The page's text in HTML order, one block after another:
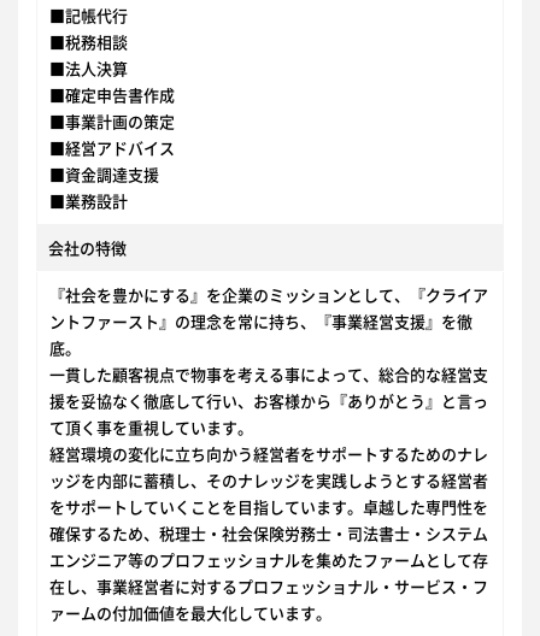
■記帳代行
■税務相談
■法人決算
■確定申告書作成
■事業計画の策定
■経営アドバイス
■資金調達支援
■業務設計
会社の特徴
『社会を豊かにする』を企業のミッションとして、『クライア
ントファースト』の理念を常に持ち、『事業経営支援』を徹
底。
一貫した顧客視点で物事を考える事によって、総合的な経営支
援を妥協なく徹底して行い、お客様から『ありがとう』と言っ
て頂く事を重視しています。
経営環境の変化に立ち向かう経営者をサポートするためのナレ
ッジを内部に蓄積し、そのナレッジを実践しようとする経営者
をサポートしていくことを目指しています。卓越した専門性を
確保するため、税理士・社会保険労務士・司法書士・システム
エンジニア等のプロフェッショナルを集めたファームとして存
在し、事業経営者に対するプロフェッショナル・サービス・フ
ァームの付加価値を最大化しています。